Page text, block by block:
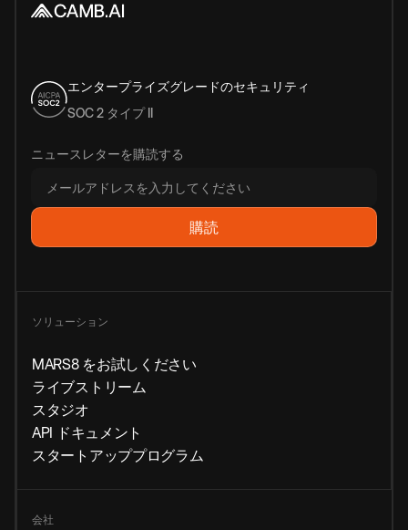
エンタープライズグレードのセキュリティ
SOC 2 タイプ II
ニュースレターを購読する
ソリューション
MARS8 をお試しください
ライブストリーム
スタジオ
API ドキュメント
スタートアッププログラム
会社